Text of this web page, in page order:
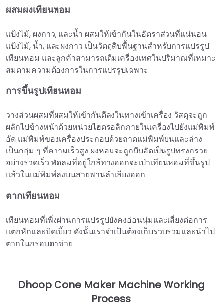
ผสมผงเทียนหอม
แป้งไม้, ผงกาว, และน้ำ ผสมให้เข้ากันในอัตราส่วนที่แน่นอน
แป้งไม้, น้ำ, และผงกาว เป็นวัตถุดิบพื้นฐานสำหรับการแปรรูป
เทียนหอม และลูกค้าสามารถเติมเครื่องเทศในปริมาณที่เหมาะ
สมตามความต้องการในการแปรรูปเฉพาะ
การขึ้นรูปเทียนหอม
วางส่วนผสมที่ผสมให้เข้ากันดีลงในทางเข้าเครื่อง วัสดุจะถูก
ผลักไปข้างหน้าด้วยหน่วยไฮดรอลิกภายในเครื่องไปยังแม่พิมพ์
อัด แม่พิมพ์ของเครื่องประกอบด้วยถาดแม่พิมพ์บนและล่าง
เป็นกลุ่ม ๆ ที่ความเร็วสูง ผงหอมจะถูกบีบอัดเป็นรูปทรงกรวย
อย่างรวดเร็ว พัดลมที่อยู่ใกล้ทางออกจะเป่าเทียนหอมที่ขึ้นรูป
แล้วในแม่พิมพ์ลงบนสายพานลำเลียงออก
ตากเทียนหอม
เทียนหอมที่เพิ่งผ่านการแปรรูปยังคงอ่อนนุ่มและเสี่ยงต่อการ
แตกหักและบิดเบี้ยว ดังนั้นเราจำเป็นต้องเก็บรวบรวมและนำไป
ตากในกรอบตาข่าย